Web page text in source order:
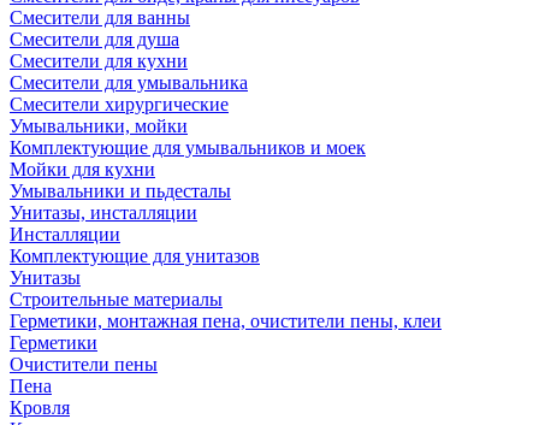
Смесители для ванны
Смесители для душа
Смесители для кухни
Смесители для умывальника
Смесители хирургические
Умывальники, мойки
Комплектующие для умывальников и моек
Мойки для кухни
Умывальники и пьдесталы
Унитазы, инсталляции
Инсталляции
Комплектующие для унитазов
Унитазы
Строительные материалы
Герметики, монтажная пена, очистители пены, клеи
Герметики
Очистители пены
Пена
Кровля